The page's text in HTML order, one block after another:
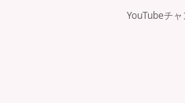
YouTubeチ